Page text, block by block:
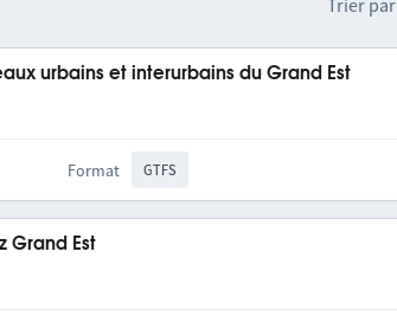
Trier par
urbains et interurbains du Grand Est
Format GTFS
Grand Est